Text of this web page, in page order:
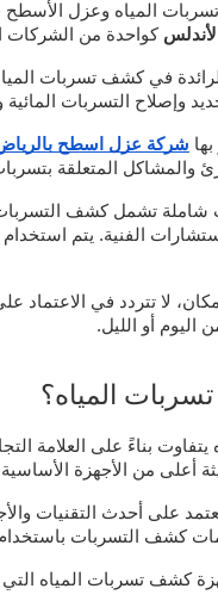
المياه وعزل
كواحدة من الشركات
في كشف تسربات
وإصلاح التسربات المائية
شركة عزل اسطح
والمشاكل المتعلقة
شاملة تشمل كشف التسربات
الفنية. يتم
لا تتردد في الاعتماد
اليوم أو الليل.
المياه؟
بناءً على العلامة
أعلى من الأجهزة
على أحدث التقنيات
كشف التسربات
كشف تسربات المياه